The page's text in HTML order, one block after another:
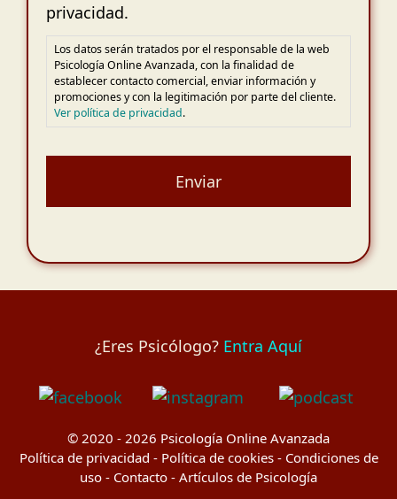
privacidad.
Los datos serán tratados por el responsable de la web
Psicología Online Avanzada, con la finalidad de
establecer contacto comercial, enviar información y
promociones y con la legitimación por parte del cliente.
Ver política de privacidad.
¿Eres Psicólogo? Entra Aquí
© 2020 - 2026 Psicología Online Avanzada
Política de privacidad - Política de cookies- Condiciones de
uso - Contacto - Artículos de Psicología